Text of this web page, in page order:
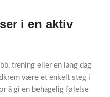
i en aktiv
trening eller en lang dag
være et enkelt steg i
å gi en behagelig følelse